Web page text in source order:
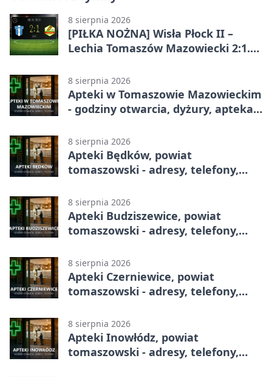
8 sierpnia 2026
[PIŁKA NOŻNA] Wisła Płock II –
Lechia Tomaszów Mazowiecki 2:1.
w Betclic 3. Lidze Grupa 1 (Grupa I)
8 sierpnia 2026
Apteki w Tomaszowie Mazowieckim
- godziny otwarcia, dyżury, apteka
8 sierpnia 2026
Apteki Będków, powiat
tomaszowski - adresy, telefony,
8 sierpnia 2026
Apteki Budziszewice, powiat
tomaszowski - adresy, telefony,
8 sierpnia 2026
Apteki Czerniewice, powiat
tomaszowski - adresy, telefony,
8 sierpnia 2026
Apteki Inowłódz, powiat
tomaszowski - adresy, telefony,